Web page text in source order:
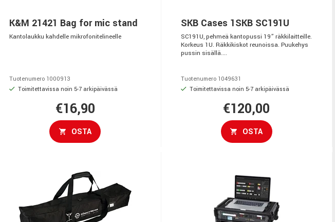
K&M 21421 Bag for mic stand
Kantolaukku kahdelle mikrofonitelineelle
Tuotenumero 1000913
Toimitettavissa noin 5-7 arkipäivässä
€16,90
OSTA
SKB Cases 1SKB SC191U
SC191U, pehmeä kantopussi 19” räkkilaitteille.
Korkeus 1U. Räkkikiskot reunoissa. Puukehys
pussin sisällä....
Tuotenumero 1049631
Toimitettavissa noin 5-7 arkipäivässä
€120,00
OSTA